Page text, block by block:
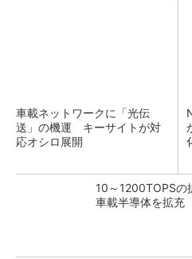
車載ネットワークに「光伝
送」の機運 キーサイトが対
応オシロ展開
10～1200TOPS
車載半導体を拡充